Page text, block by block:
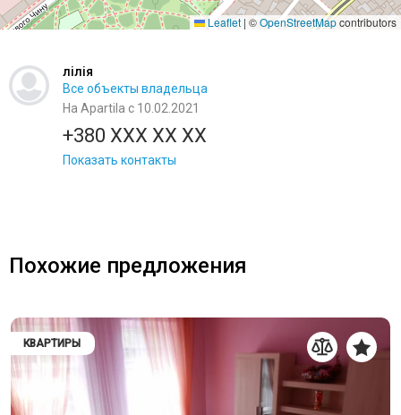
Leaflet | ©OpenStreetMapcontributors
лілія
Все объекты владельца
На Apartila с 10.02.2021
+380 XXX XX XX
Показать контакты
Похожие предложения
КВАРТИРЫ